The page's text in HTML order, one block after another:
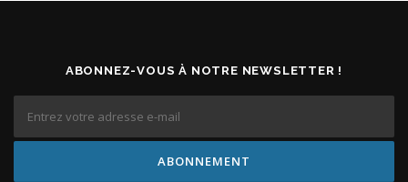
ABONNEZ-VOUS À NOTRE NEWSLETTER !